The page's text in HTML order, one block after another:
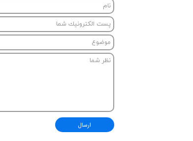
ارسال